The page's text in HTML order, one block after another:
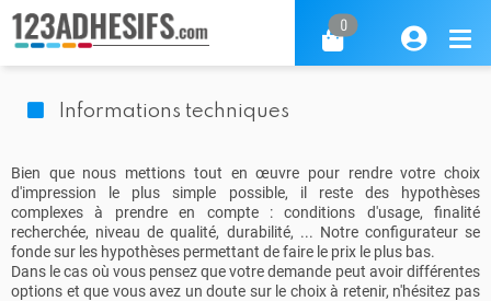
0
Informations techniques
Bien que nous mettions tout en œuvre pour rendre votre choix
d'impression le plus simple possible, il reste des hypothèses
complexes à prendre en compte : conditions d'usage, finalité
recherchée, niveau de qualité, durabilité, ... Notre configurateur se
fonde sur les hypothèses permettant de faire le prix le plus bas.
Dans le cas où vous pensez que votre demande peut avoir différentes
options et que vous avez un doute sur le choix à retenir, n'hésitez pas